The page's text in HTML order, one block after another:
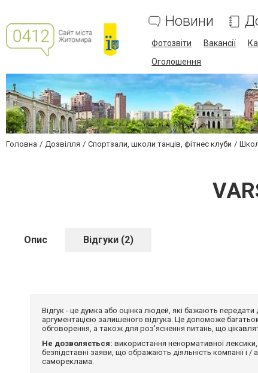
Новини
Фотозвіти Вакансії
Оголошення
Головна Дозвілля Спортзали, школи танців, фітнес клуби
Опис Відгуки (2)
Відгук - це думка або оцінка людей, які бажають
аргументацією залишеного відгука. Це допоможе
обговорення, а також для роз'яснення питань, що
Не дозволяється: використання ненормативної
безпідставні заяви, що ображають діяльність компанії і
самореклама.